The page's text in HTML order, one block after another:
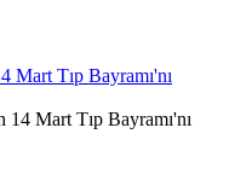
Mart Tıp Bayramı'nı